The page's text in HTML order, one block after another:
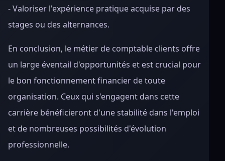
- Valoriser l'expérience pratique acquise par des
stages ou des alternances.
En conclusion, le métier de comptable clients offre
un large éventail d'opportunités et est crucial pour
le bon fonctionnement financier de toute
organisation. Ceux qui s'engagent dans cette
carrière bénéficieront d'une stabilité dans l'emploi
et de nombreuses possibilités d'évolution
professionnelle.